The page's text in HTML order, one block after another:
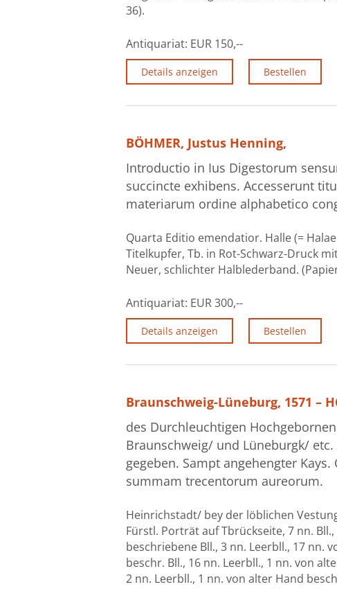
36).
Antiquariat: EUR 150,--
Details anzeigen Bestellen
BÖHMER, Justus Henning,
Introductio in Ius Digestorum
succincte exhibens. Accesserunt
materiarum ordine alphabetico
Quarta Editio emendatior. Halle (=
Titelkupfer, Tb. in Rot-Schwarz-Druck mit
Neuer, schlichter Halblederband.
Antiquariat: EUR 300,--
Details anzeigen Bestellen
Braunschweig-Lüneburg, 1571 –
des Durchleuchtigen
Braunschweig/ und Lüneburgk/
gegeben. Sampt angehengter
summam trecentorum aureorum.
Heinrichstadt/ bey der löblichen
Fürstl. Porträt auf Tbrückseite, 7 nn.
beschriebene Bll., 3 nn. Leerbll., 17 nn.
beschr. Bll., 16 nn. Leerbll., 1 nn. von
2 nn. Leerbll., 1 nn. von alter Hand